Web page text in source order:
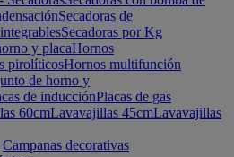
Secadoras de
Secadoras por Kg
y placaHornos
pirolíticosHornos multifunción
de horno y
de inducciónPlacas de gas
60cmLavavajillas 45cmLavavajillas
Campanas decorativas